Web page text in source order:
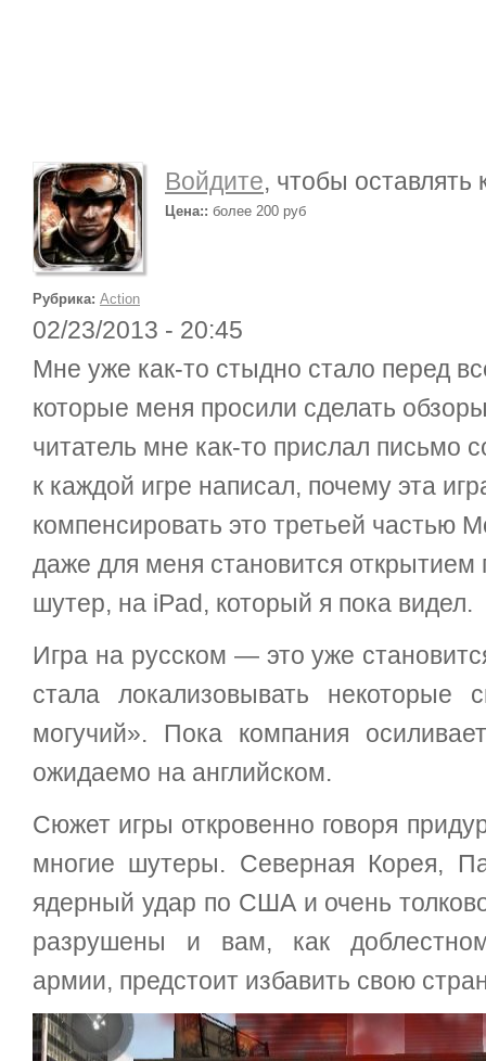
Войдите, чтобы
Цена:: более 200 руб
Рубрика: Action
02/23/2013 - 20:45
Мне уже как-то стыдно стало перед
которые меня просили сделать
читатель мне как-то прислал письмо
к каждой игре написал, почему эта
компенсировать это третьей частью
даже для меня становится
шутер, на iPad, который я пока видел.
Игра на русском — это уже
стала локализовывать
могучий». Пока компания
ожидаемо на английском.
Сюжет игры откровенно говоря
многие шутеры. Северная Корея,
ядерный удар по США и очень
разрушены и вам, как
армии, предстоит избавить свою